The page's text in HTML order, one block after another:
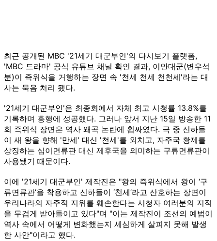
최근 공개된 MBC '21세기 대군부인'의 다시보기 플랫폼,
'MBC 드라마' 공식 유튜브 채널 확인 결과, 이안대군(변우석
분)이 즉위식을 거행하는 장면 속 '천세 천세 천천세'라는 대
사는 묵음 처리 됐다.
'21세기 대군부인'은 최종회에서 자체 최고 시청률 13.8%를
기록하며 흥행에 성공했다. 그러나 앞서 지난 15일 방송한 11
회 즉위식 장면은 역사 왜곡 논란에 휩싸였다. 극 중 신하들
이 새 왕을 향해 '만세' 대신 '천세'를 외치고, 자주국 황제를
상징하는 십이면류관 대신 제후국을 의미하는 구류면류관이
사용됐기 때문이다.
이에 '21세기 대군부인' 제작진은 "왕의 즉위식에서 왕이 ‘구
류면류관’을 착용하고 신하들이 ‘천세’라고 산호하는 장면이
우리나라의 자주적 지위를 훼손한다는 시청자 여러분의 지적
을 무겁게 받아들이고 있다"며 "이는 제작진이 조선의 예법이
역사 속에서 어떻게 변화했는지 세심하게 살피지 못해 발생
한 사안"이라고 했다.